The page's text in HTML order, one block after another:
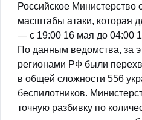
Российское Министерство
масштабы атаки, которая
— с 19:00 16 мая до 04:00
По данным ведомства, за
регионами РФ были
в общей сложности 556
беспилотников.
точную разбивку по